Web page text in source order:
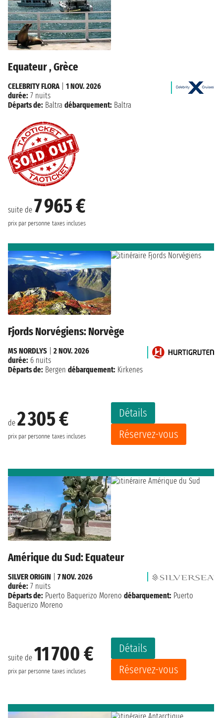
Equateur , Grèce
suite de 7 965 €
prix par personne taxes incluses
CELEBRITY FLORA| 1 NOV. 2026
durée: 7 nuits
Départs de: Baltra débarquement: Baltra
Fjords Norvégiens: Norvège
de 2 305 €
prix par personne taxes incluses
Détails
Réservez-vous
MS NORDLYS
2 NOV. 2026
durée: 6 nuits
Départs de: Bergen débarquement: Kirkenes
Amérique du Sud: Equateur
suite de 11 700 €
prix par personne taxes incluses
Détails
Réservez-vous
SILVER ORIGIN
7 NOV. 2026
durée: 7 nuits
Départs de: Puerto Baquerizo Moreno débarquement: Puerto
Baquerizo Moreno